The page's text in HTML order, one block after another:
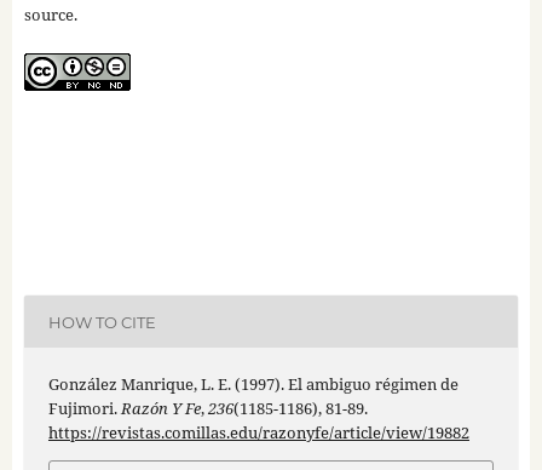
source.
HOW TO CITE
González Manrique, L. E. (1997). El ambiguo régimen de
Fujimori.Razón Y Fe,236(1185-1186), 81-89.
https://revistas.comillas.edu/razonyfe/article/view/19882